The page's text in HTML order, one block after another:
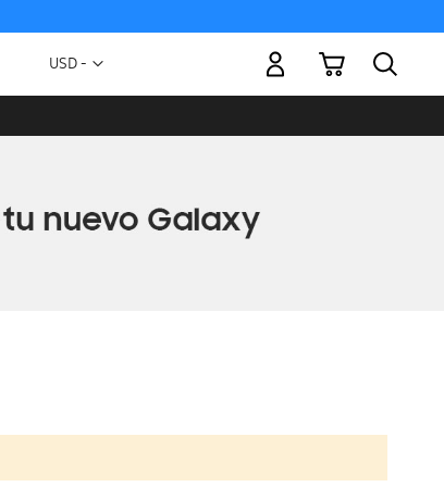
Moneda
USD -
Mi carrito